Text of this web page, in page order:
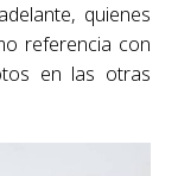
quienes
referencia con
en las otras